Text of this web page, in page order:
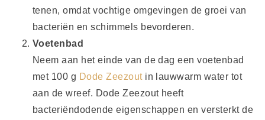
tenen, omdat vochtige omgevingen de groei van
bacteriën en schimmels bevorderen.
Voetenbad
Neem aan het einde van de dag een voetenbad
met 100 g Dode Zeezoutin lauwwarm water tot
aan de wreef. Dode Zeezout heeft
bacteriëndodende eigenschappen en versterkt de